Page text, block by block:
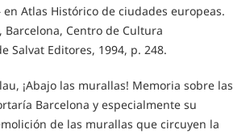
Atlas Histórico de ciudades europeas.
Barcelona, Centro de Cultura
Salvat Editores, 1994, p. 248.
¡Abajo las murallas! Memoria sobre las
Barcelona y especialmente su
de las murallas que circuyen la